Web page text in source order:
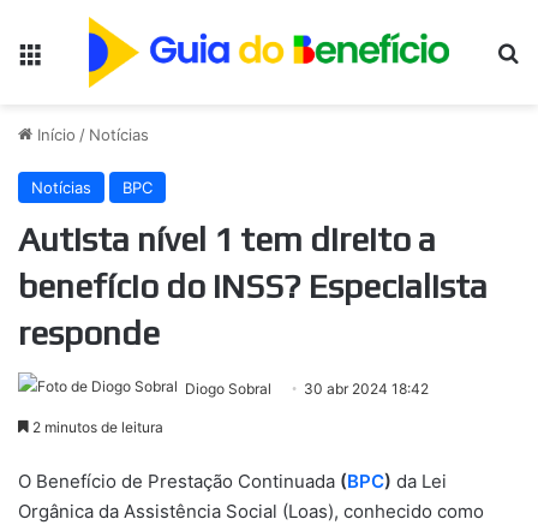
Início / Notícias
Notícias BPC
Autista nível 1 tem direito a
benefício do INSS? Especialista
responde
Diogo Sobral 30 abr 2024 18:42
2 minutos de leitura
O Benefício de Prestação Continuada (BPC) da Lei
Orgânica da Assistência Social (Loas), conhecido como